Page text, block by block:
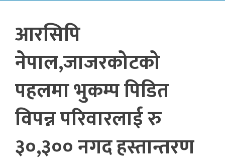
आरसिपि
नेपाल,जाजरकोटको
पहलमा भुकम्प पिडित
विपन्न परिवारलाई रु
३०,३०० नगद हस्तान्तरण